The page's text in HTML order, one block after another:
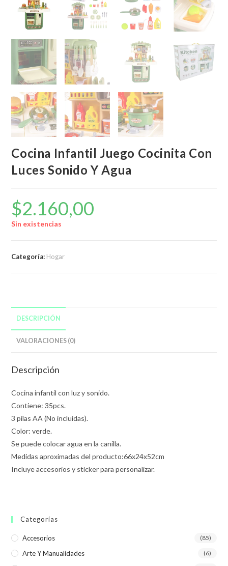
Cocina Infantil Juego Cocinita Con
Luces Sonido Y Agua
$2.160,00
Sin existencias
Categoría: Hogar
DESCRIPCIÓN
VALORACIONES (0)
Descripción
Cocina infantil con luz y sonido.
Contiene: 35pcs.
3 pilas AA (No incluidas).
Color: verde.
Se puede colocar agua en la canilla.
Medidas aproximadas del producto:66x24x52cm
Incluye accesorios y sticker para personalizar.
Categorías
Accesorios (85)
Arte Y Manualidades (6)